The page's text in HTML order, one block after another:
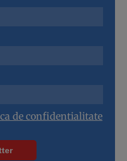
de confidentialitate